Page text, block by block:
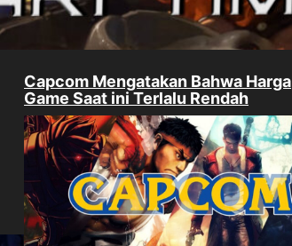
Capcom Mengatakan Bahwa Harga
Game Saat ini Terlalu Rendah